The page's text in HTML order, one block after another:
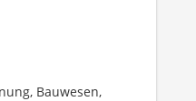
Bauwesen,